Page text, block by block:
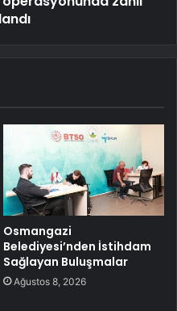
Osmangazi
Belediyesi’nden İstihdam
Sağlayan Buluşmalar
Ağustos 8, 2026